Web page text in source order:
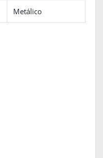
Metálico